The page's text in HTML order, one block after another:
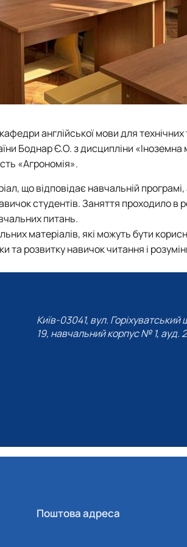
англійської мови для технічних
Боднар Є.О. з дисципліни
«Агрономія».
що відповідає навчальній
студентів. Заняття проходило в
питань.
матеріалів, які можуть бути
розвитку навичок читання і
Київ-03041, вул. Горіхуватський
19, навчальний корпус № 1, ауд.
Поштова адреса